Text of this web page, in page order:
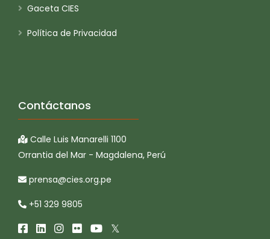
Gaceta CIES
Política de Privacidad
Contáctanos
Calle Luis Manarelli 1100
Orrantia del Mar - Magdalena, Perú
prensa@cies.org.pe
+51 329 9805